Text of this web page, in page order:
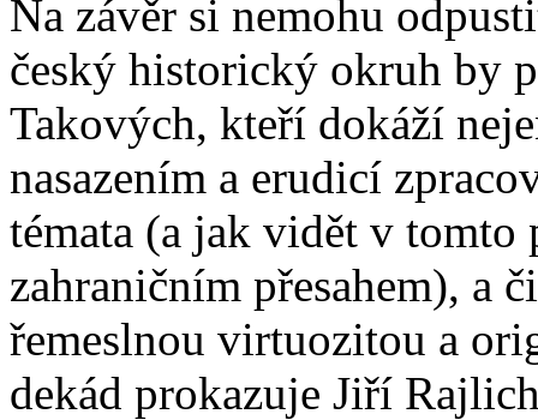
Na závěr si nemohu
český historický okruh by
Takových, kteří dokáží
nasazením a erudicí
témata (a jak vidět v
zahraničním přesahem), a
řemeslnou virtuozitou a
dekád prokazuje Jiří